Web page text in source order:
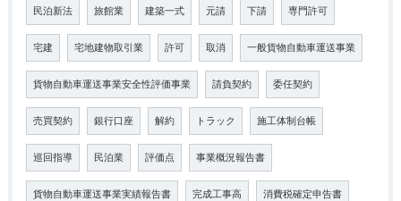
民泊新法 旅館業 建築一式 元請 下請 専門許可
宅建 宅地建物取引業 許可 取消 一般貨物自動車運送事業
貨物自動車運送事業安全性評価事業 請負契約 委任契約
売買契約 銀行口座 解約 トラック 施工体制台帳
巡回指導 民泊業 評価点 事業概況報告書
貨物自動車運送事業実績報告書 完成工事高 消費税確定申告書